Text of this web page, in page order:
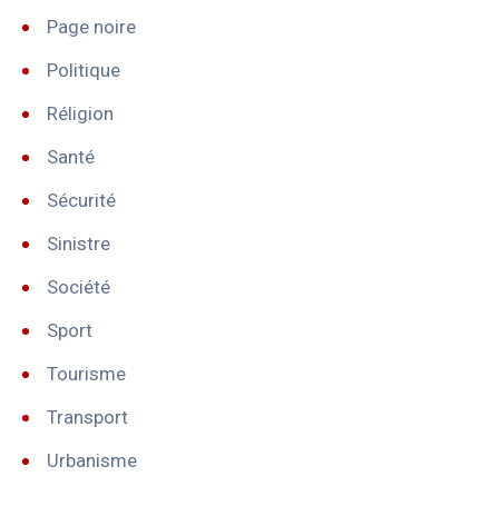
Page noire
Politique
Réligion
Santé
Sécurité
Sinistre
Société
Sport
Tourisme
Transport
Urbanisme